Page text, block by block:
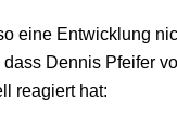
eine Entwicklung
dass Dennis Pfeifer
reagiert hat: